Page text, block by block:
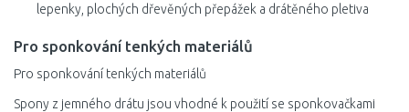
lepenky, plochých dřevěných přepážek a drátěného pletiva
Pro sponkování tenkých materiálů
Pro sponkování tenkých materiálů
Spony z jemného drátu jsou vhodné k použití se sponkovačkami